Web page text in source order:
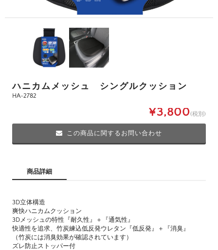
ハニカムメッシュ シングルクッション
HA-2782
¥3,800(税別)
この商品に関するお問い合わせ
商品詳細
3D立体構造
爽快ハニカムクッション
3Dメッシュの特性『耐久性』＋『通気性』
快適性を追求、竹炭練込低反発ウレタン『低反発』＋『消臭』
（竹炭には消臭効果が確認されています）
ズレ防止ストッパー付